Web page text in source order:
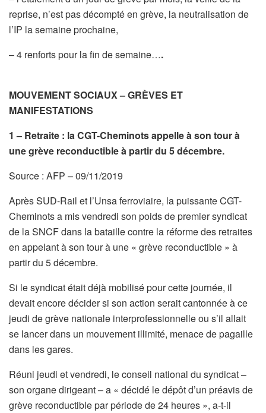
reprise, n’est pas décompté en grève, la neutralisation de
l’IP la semaine prochaine,
– 4 renforts pour la fin de semaine….
MOUVEMENT SOCIAUX – GRÈVES ET
MANIFESTATIONS
1 – Retraite : la CGT-Cheminots appelle à son tour à
une grève reconductible à partir du 5 décembre.
Source : AFP – 09/11/2019
Après SUD-Rail et l’Unsa ferroviaire, la puissante CGT-
Cheminots a mis vendredi son poids de premier syndicat
de la SNCF dans la bataille contre la réforme des retraites
en appelant à son tour à une « grève reconductible » à
partir du 5 décembre.
Si le syndicat était déjà mobilisé pour cette journée, il
devait encore décider si son action serait cantonnée à ce
jeudi de grève nationale interprofessionnelle ou s’il allait
se lancer dans un mouvement illimité, menace de pagaille
dans les gares.
Réuni jeudi et vendredi, le conseil national du syndicat –
son organe dirigeant – a « décidé le dépôt d’un préavis de
grève reconductible par période de 24 heures », a-t-il